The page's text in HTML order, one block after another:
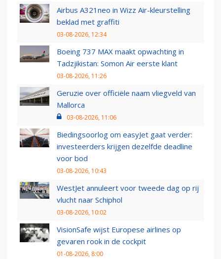
Airbus A321neo in Wizz Air-kleurstelling
beklad met graffiti
03-08-2026, 12:34
Boeing 737 MAX maakt opwachting in
Tadzjikistan: Somon Air eerste klant
03-08-2026, 11:26
Geruzie over officiële naam vliegveld van
Mallorca
03-08-2026, 11:06
Biedingsoorlog om easyJet gaat verder:
investeerders krijgen dezelfde deadline
voor bod
03-08-2026, 10:43
WestJet annuleert voor tweede dag op rij
vlucht naar Schiphol
03-08-2026, 10:02
VisionSafe wijst Europese airlines op
gevaren rook in de cockpit
01-08-2026, 8:00